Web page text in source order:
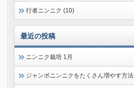
行者ニンニク (10)
最近の投稿
ニンニク栽培 1月
ジャンボニンニクをたくさん増やす方法